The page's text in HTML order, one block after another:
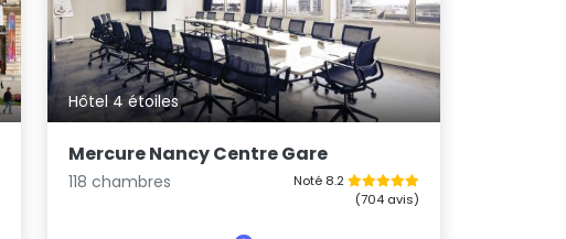
Hôtel 4 étoiles
Mercure Nancy Centre Gare
118 chambres
Noté 8.2
(704 avis)